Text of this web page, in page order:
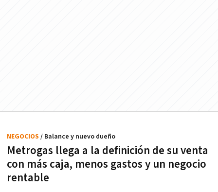
Metrogas llega a la definición de su venta
con más caja, menos gastos y un negocio
rentable
NEGOCIOS / Balance y nuevo dueño